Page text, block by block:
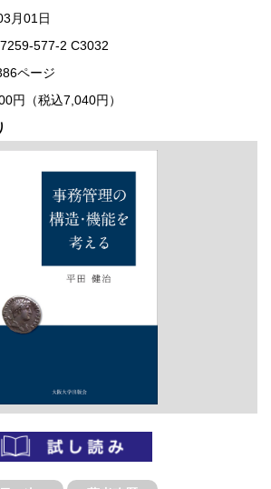
月01日
577-2 C3032
ページ
円（税込7,040円）